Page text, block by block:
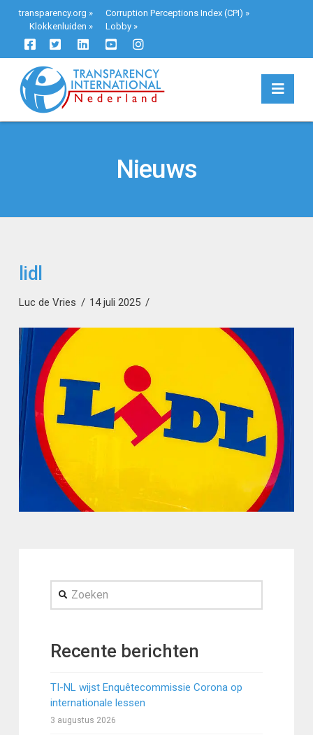
transparency.org » Corruption Perceptions Index (CPI) »
Klokkenluiden » Lobby»
Nieuws
lidl
Luc de Vries 14 juli 2025
Zoeken
Recente berichten
TI-NL wijst Enquêtecommissie Corona op
internationale lessen
3 augustus 2026